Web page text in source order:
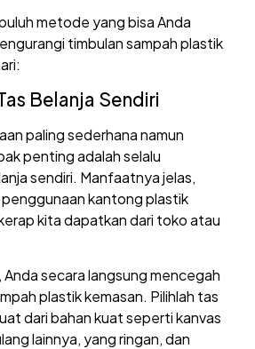
metode yang bisa Anda
timbulan sampah plastik
Belanja Sendiri
paling sederhana namun
penting adalah selalu
sendiri. Manfaatnya jelas,
kantong plastik
kita dapatkan dari toko atau
secara langsung mencegah
plastik kemasan. Pilihlah tas
dari bahan kuat seperti kanvas
lainnya, yang ringan, dan